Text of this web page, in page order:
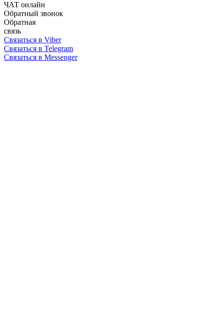
ЧАТ онлайн
Обратный звонок
Обратная
связь
Связаться в Viber
Связаться в Telegram
Связаться в Messenger